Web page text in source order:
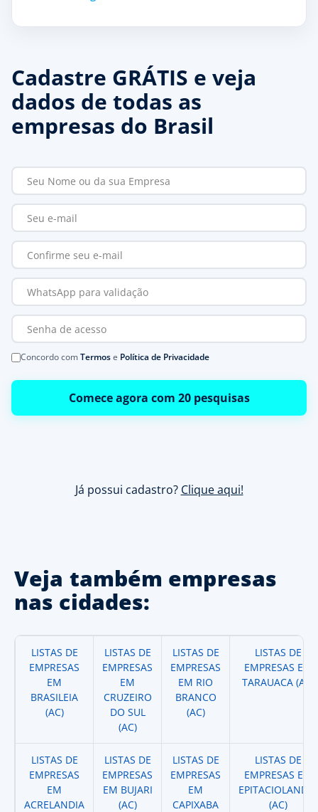
Cadastre GRÁTIS e veja
dados de todas as
empresas do Brasil
Concordo comTermose Política de Privacidade
Comece agora com 20 pesquisas
Já possui cadastro? Clique aqui!
Veja também empresas
nas cidades:
LISTAS DE
EMPRESAS
EM
BRASILEIA
(AC)
LISTAS DE
EMPRESAS
EM
CRUZEIRO
DO SUL
(AC)
LISTAS DE
EMPRESAS
EM RIO
BRANCO
(AC)
LISTAS DE
EMPRESAS EM
TARAUACA (AC)
LISTAS DE
EMPRESAS
EM
ACRELANDIA
LISTAS DE
EMPRESAS
EM BUJARI
(AC)
LISTAS DE
EMPRESAS
EM
CAPIXABA
LISTAS DE
EMPRESAS EM
EPITACIOLANDIA
(AC)